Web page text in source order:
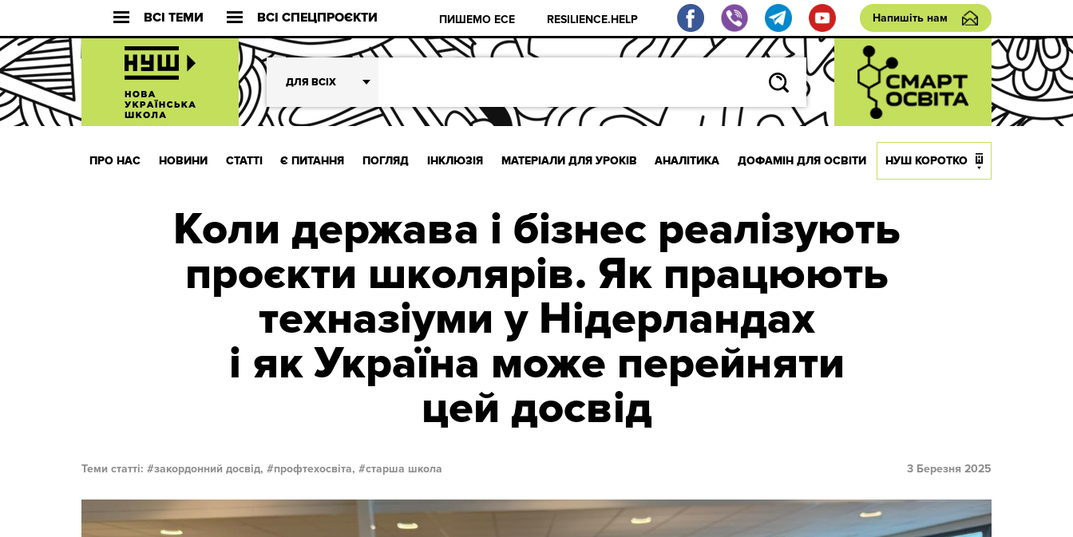
ВСІ ТЕМИ ВСІ СПЕЦПРОЄКТИ ПИШЕМО ЕСЕ RESILIENCE.HELP Напишіть нам
ДЛЯ ВСІХ
ПРО НАС НОВИНИ СТАТТІ Є ПИТАННЯ ПОГЛЯД ІНКЛЮЗІЯ МАТЕРІАЛИ ДЛЯ УРОКІВ АНАЛІТИКА ДОФАМІН ДЛЯ ОСВІТИ НУШ КОРОТКО
Коли держава і бізнес реалізують
проєкти школярів. Як працюють
техназіуми у Нідерландах
і як Україна може перейняти
цей досвід
Теми статті: закордонний досвід, профтехосвіта, старша школа 3 Березня 2025